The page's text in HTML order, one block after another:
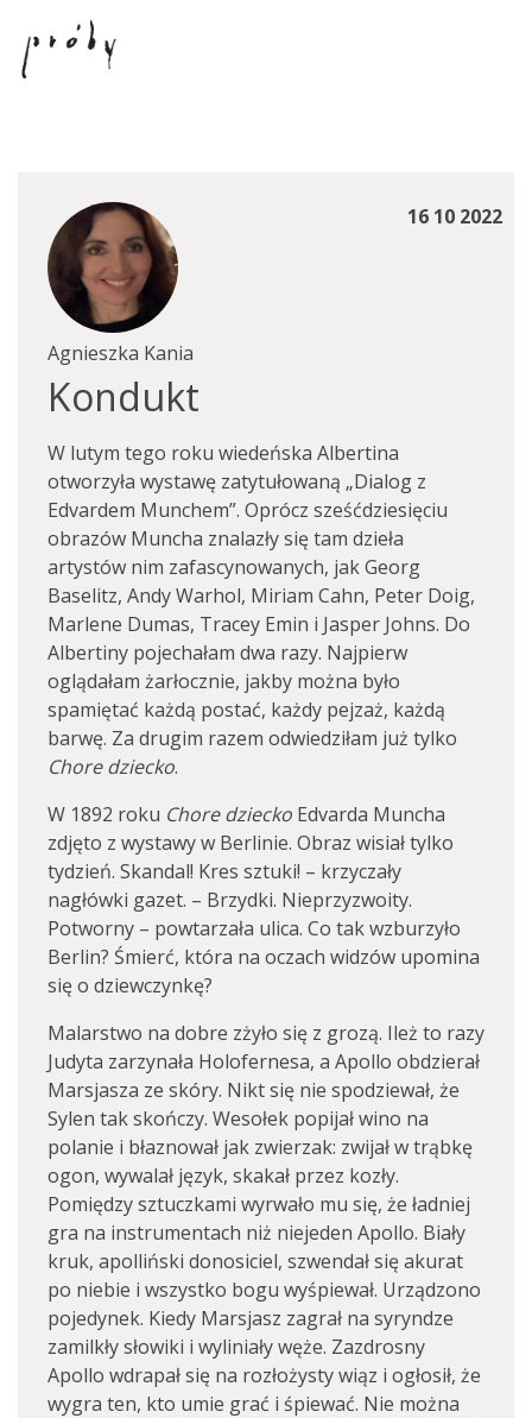
16 10 2022
Agnieszka Kania
Kondukt
W lutym tego roku wiedeńska Albertina
otworzyła wystawę zatytułowaną „Dialog z
Edvardem Munchem”. Oprócz sześćdziesięciu
obrazów Muncha znalazły się tam dzieła
artystów nim zafascynowanych, jak Georg
Baselitz, Andy Warhol, Miriam Cahn, Peter Doig,
Marlene Dumas, Tracey Emin i Jasper Johns. Do
Albertiny pojechałam dwa razy. Najpierw
oglądałam żarłocznie, jakby można było
spamiętać każdą postać, każdy pejzaż, każdą
barwę. Za drugim razem odwiedziłam już tylko
Chore dziecko.
W 1892 roku Chore dziecko Edvarda Muncha
zdjęto z wystawy w Berlinie. Obraz wisiał tylko
tydzień. Skandal! Kres sztuki! – krzyczały
nagłówki gazet. – Brzydki. Nieprzyzwoity.
Potworny – powtarzała ulica. Co tak wzburzyło
Berlin? Śmierć, która na oczach widzów upomina
się o dziewczynkę?
Malarstwo na dobre zżyło się z grozą. Ileż to razy
Judyta zarzynała Holofernesa, a Apollo obdzierał
Marsjasza ze skóry. Nikt się nie spodziewał, że
Sylen tak skończy. Wesołek popijał wino na
polanie i błaznował jak zwierzak: zwijał w trąbkę
ogon, wywalał język, skakał przez kozły.
Pomiędzy sztuczkami wyrwało mu się, że ładniej
gra na instrumentach niż niejeden Apollo. Biały
kruk, apolliński donosiciel, szwendał się akurat
po niebie i wszystko bogu wyśpiewał. Urządzono
pojedynek. Kiedy Marsjasz zagrał na syryndze
zamilkły słowiki i wyliniały węże. Zazdrosny
Apollo wdrapał się na rozłożysty wiąz i ogłosił, że
wygra ten, kto umie grać i śpiewać. Nie można